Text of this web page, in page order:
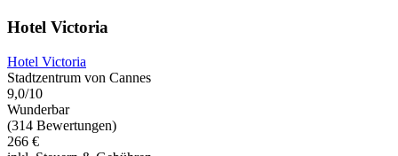
Hotel Victoria
Hotel Victoria
Stadtzentrum von Cannes
9,0/10
Wunderbar
(314 Bewertungen)
266 €